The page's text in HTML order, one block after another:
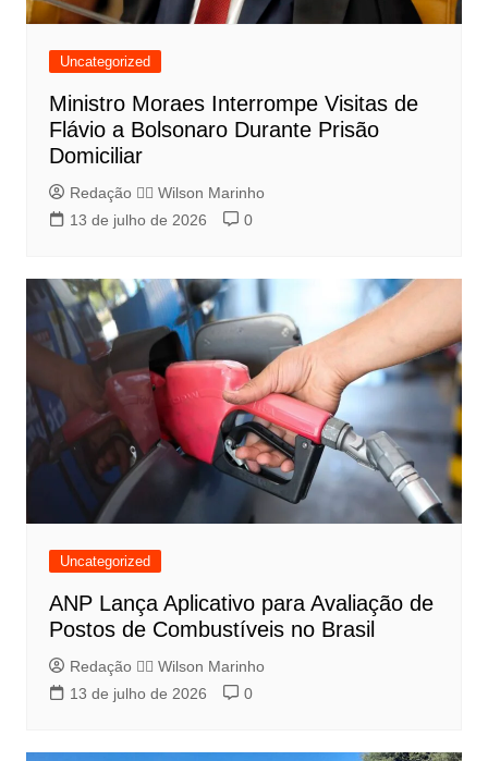
Uncategorized
Ministro Moraes Interrompe Visitas de
Flávio a Bolsonaro Durante Prisão
Domiciliar
Redação 👨‍⚖️​ Wilson Marinho
13 de julho de 2026
0
Uncategorized
ANP Lança Aplicativo para Avaliação de
Postos de Combustíveis no Brasil
Redação 👨‍⚖️​ Wilson Marinho
13 de julho de 2026
0